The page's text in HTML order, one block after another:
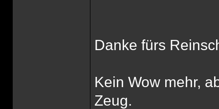
Danke fürs
Kein Wow mehr,
Zeug.